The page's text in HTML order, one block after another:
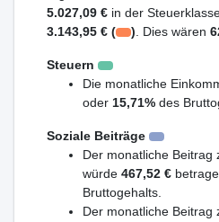
5.027,09 € in der
3.143,95 € (
) . Dies wären
Steuern
Die monatliche
oder 15,71% des
Soziale Beiträge
Der monatliche Beitrag
würde 467,52 €
Bruttogehalts.
Der monatliche Beitrag